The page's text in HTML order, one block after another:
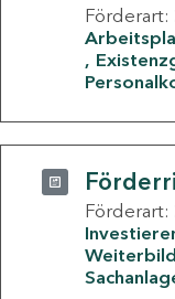
Förderart:
Förderart: